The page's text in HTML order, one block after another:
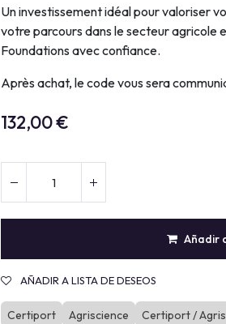
Un investissement idéal pour valoriser
votre parcours dans le secteur agricole
Foundations avec confiance.
Après achat, le code vous sera
132,00€
Añadir
AÑADIR A LISTA DE DESEOS
Certiport Agriscience Certiport /